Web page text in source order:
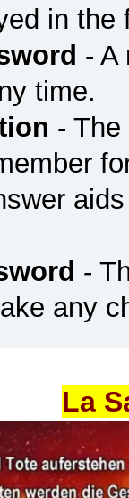
in
- A
time.
-
-
any
La